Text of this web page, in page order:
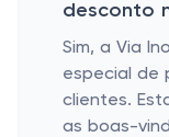
desconto
Sim, a Via
especial de
clientes.
as boas-